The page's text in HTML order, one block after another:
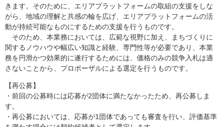
きます。そのために、エリアプラットフォームの取組の支援をしな
がら、地域の理解と共感の輪を広げ、エリアプラットフォームの活
動が持続可能なものにするための支援を行うものです。
そのため、本業務においては、広範な視野に加え、まちづくりに
関するノウハウや幅広い知識と経験、専門性等が必要であり、本業
務を円滑かつ効果的に遂行するためには、価格のみの競争入札は適
さないことから、プロポーザルによる選定を行うものです。
【再公募】
・前回の公募時には応募が2団体に満たなかったため、再公募しま
す。
・再公募においては、応募が1団体であっても審査を行い、評価基準